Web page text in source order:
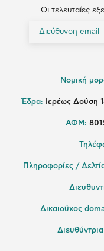
Οι τελευταίες
Νομική
Έδρα: Ιερέως Δούση
ΑΦΜ:
Πληροφορίες /
Δικαιούχος